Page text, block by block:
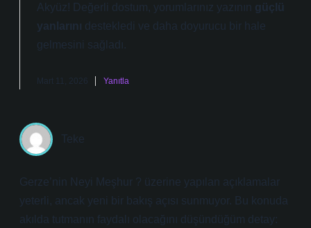
Akyüz! Değerli dostum, yorumlarınız yazının güçlü
yanlarını destekledi ve daha doyurucu
bir hale
gelmesini sağladı.
Mart 11, 2026 Yanıtla
Teke
Gerze’nin Neyi Meşhur ? üzerine yapılan açıklamalar
yeterli, ancak yeni bir bakış açısı sunmuyor. Bu konuda
akılda tutmanın faydalı olacağını düşündüğüm detay: